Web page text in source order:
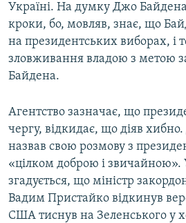
Україні. На думку Джо
кроки, бо, мовляв, знає, що
на президентських виборах, і
зловживання владою з метою
Байдена.
Агентство зазначає, що
чергу, відкидає, що діяв
назвав свою розмову з
«цілком доброю і звичайною».
згадується, що міністр
Вадим Пристайко відкинув
США тиснув на Зеленського у